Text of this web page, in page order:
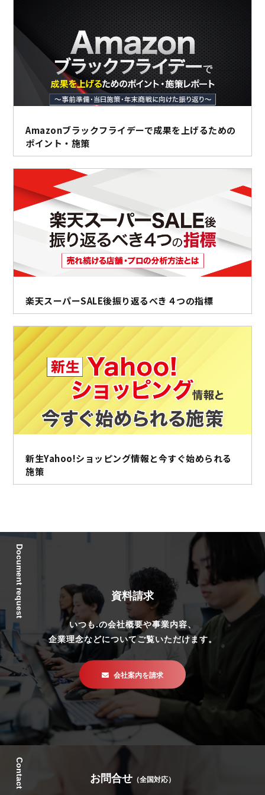
Amazonブラックフライデーで成果を上げるための
ポイント・施策
楽天スーパーSALE後振り返るべき４つの指標
新生Yahoo!ショッピング情報と今すぐ始められる
施策
Document request 資料請求
いつも.の会社概要や事業内容、
企業理念などについてご覧いただけます。
会社案内を請求
Contact お問合せ （全国対応）